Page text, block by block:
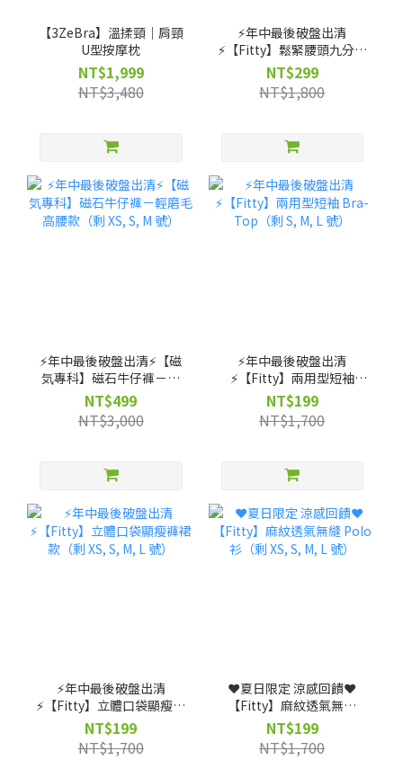
【3ZeBra】溫揉頸｜肩頸
U型按摩枕
NT$1,999
NT$3,480
⚡️年中最後破盤出清
⚡️【Fitty】鬆緊腰頭九分寬
褲（剩 XS, S, M, L, XL 號）
NT$299
NT$1,800
⚡️年中最後破盤出清⚡️【磁
気專科】磁石牛仔褲－輕
磨毛高腰款（剩 XS, S, M
號）
NT$499
NT$3,000
⚡️年中最後破盤出清
⚡️【Fitty】兩用型短袖
Bra-Top（剩 S, M, L 號）
NT$199
NT$1,700
⚡️年中最後破盤出清
⚡️【Fitty】立體口袋顯瘦褲
裙款（剩 XS, S, M, L 號）
NT$199
NT$1,700
❤️夏日限定 涼感回饋❤️
【Fitty】麻紋透氣無縫
Polo 衫（剩 XS, S, M, L
號）
NT$199
NT$1,700